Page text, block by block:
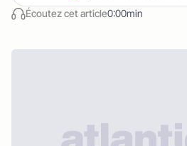
Écoutez cet article0:00min